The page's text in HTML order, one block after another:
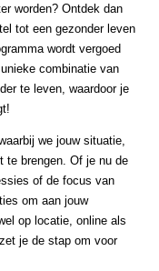
worden? Ontdek dan
tot een gezonder leven
wordt vergoed
combinatie van
te leven, waardoor je
we jouw situatie,
te brengen. Of je nu de
of de focus van
om aan jouw
op locatie, online als
je de stap om voor